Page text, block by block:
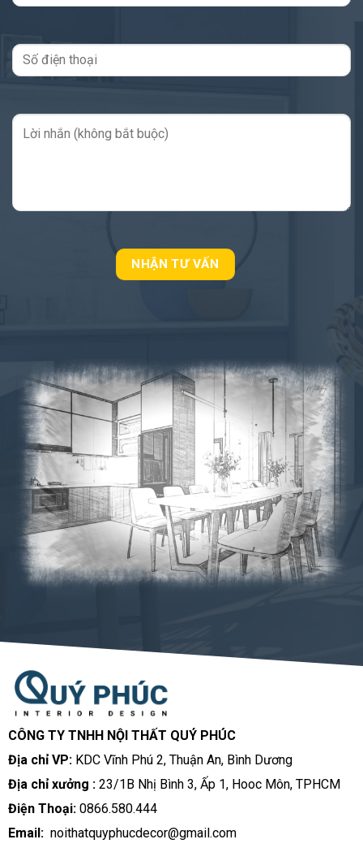
CÔNG TY TNHH NỘI THẤT QUÝ PHÚC
Địa chỉ VP: KDC Vĩnh Phú 2, Thuận An, Bình Dương
Địa chỉ xưởng :23/1B Nhị Bình 3, Ấp 1, Hooc Môn, TPHCM
Điện Thoại:0866.580.444
Email:noithatquyphucdecor@gmail.com